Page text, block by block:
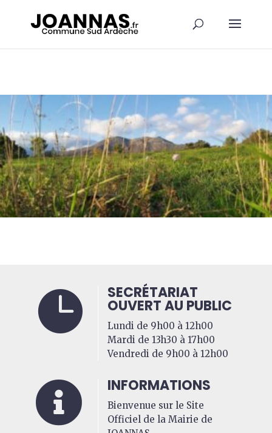
 SECRÉTARIAT
OUVERT AU PUBLIC
Lundi de 9h00 à 12h00
Mardi de 13h30 à 17h00
Vendredi de 9h00 à 12h00
 INFORMATIONS
Bienvenue sur le Site
Officiel de la Mairie de